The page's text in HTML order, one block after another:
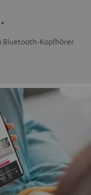
Bluetooth-Kopfhörer